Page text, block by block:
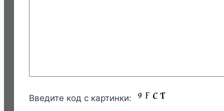
Введите код с картинки: